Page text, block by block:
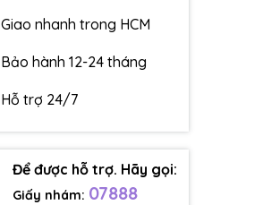
Giao nhanh trong HCM
Bảo hành 12-24 tháng
Hỗ trợ 24/7
Để được hỗ trợ. Hãy gọi:
Giấy nhám: 07888